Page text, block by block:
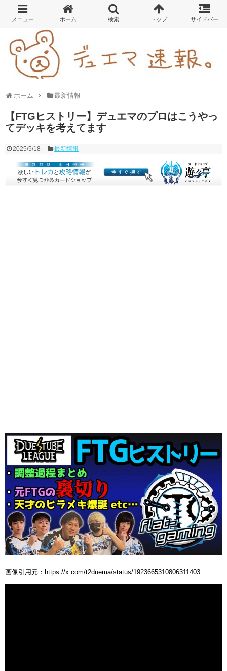
ホーム 最新情報
【FTGヒストリー】デュエマのプロはこうやっ
てデッキを考えてます
2025/5/18 最新情報
画像引用元：https://x.com/t2duema/status/1923665310806311403